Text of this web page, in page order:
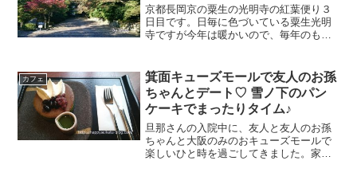
京都長岡京の粟生の光明寺の紅葉便り３
日目です。日毎に色づいている粟生光明
寺ですが今年は暖かいので、毎年のもみ
い階段の途中に少し休憩できるように？
というか、平坦な場所があり...
カフェ
箕面キューズモールで友人のお孫
ちゃんとデート♡ 雪ノ下のパン
ケーキでまったりタイム♪
旦那さんの入院中に、友人と友人のお孫
ちゃんと大阪のみのおキューズモールで
楽しいひと時を過ごしてきました。家族